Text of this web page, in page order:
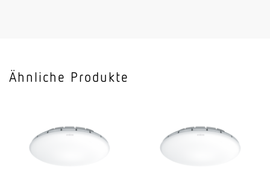
Anwendung, Raum
Aussenbereich Hauseingang Rund ums Haus
Terrasse / Balkon
Ähnliche Produkte